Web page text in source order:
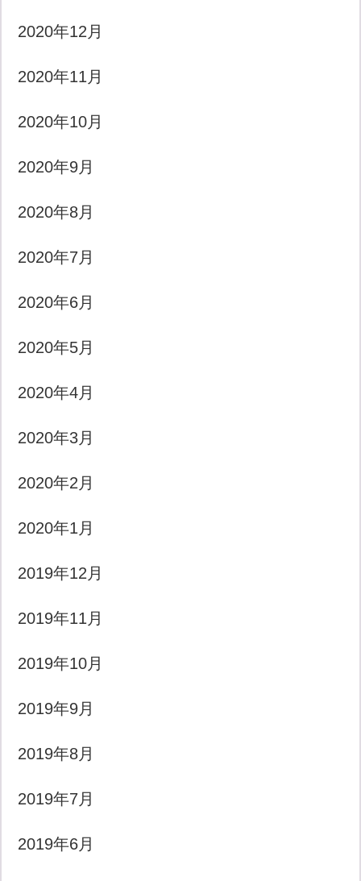
2020年12月
2020年11月
2020年10月
2020年9月
2020年8月
2020年7月
2020年6月
2020年5月
2020年4月
2020年3月
2020年2月
2020年1月
2019年12月
2019年11月
2019年10月
2019年9月
2019年8月
2019年7月
2019年6月